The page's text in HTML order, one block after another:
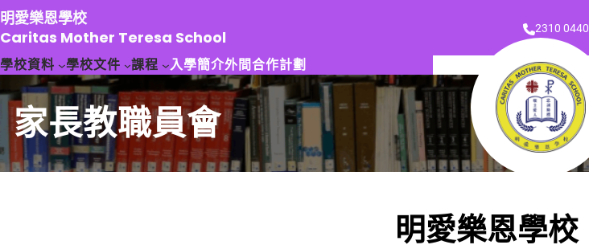
跳
至
主
要
容
明愛樂恩學校
Caritas Mother Teresa School
2310 0440
學校資料 學校文件 課程 入學簡介外間合作計劃
家長教職員會
明愛樂恩學校